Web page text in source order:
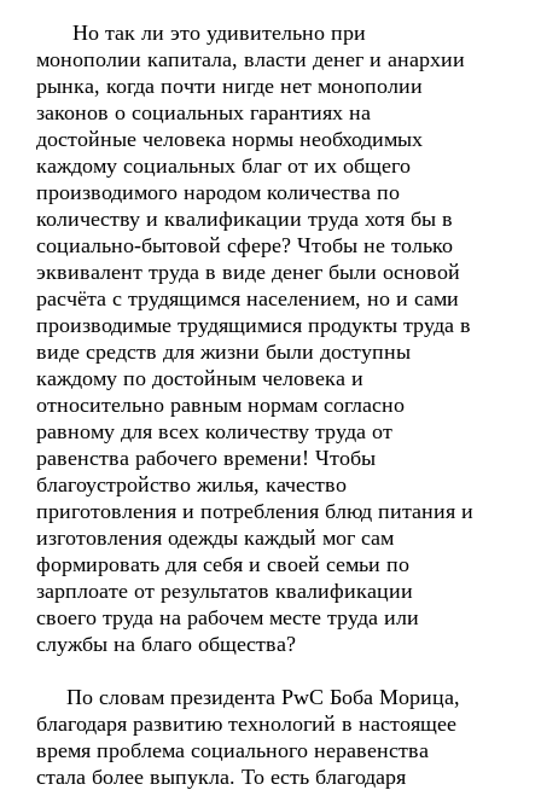
Но так ли это удивительно при
монополии капитала, власти денег и анархии
рынка, когда почти нигде нет монополии
законов о социальных гарантиях на
достойные человека нормы необходимых
каждому социальных благ от их общего
производимого народом количества по
количеству и квалификации труда хотя бы в
социально-бытовой сфере? Чтобы не только
эквивалент труда в виде денег были основой
расчёта с трудящимся населением, но и сами
производимые трудящимися продукты труда в
виде средств для жизни были доступны
каждому по достойным человека и
относительно равным нормам согласно
равному для всех количеству труда от
равенства рабочего времени! Чтобы
благоустройство жилья, качество
приготовления и потребления блюд питания и
изготовления одежды каждый мог сам
формировать для себя и своей семьи по
зарплоате от результатов квалификации
своего труда на рабочем месте труда или
службы на благо общества?
По словам президента PwC Боба Морица,
благодаря развитию технологий в настоящее
время проблема социального неравенства
стала более выпукла. То есть благодаря